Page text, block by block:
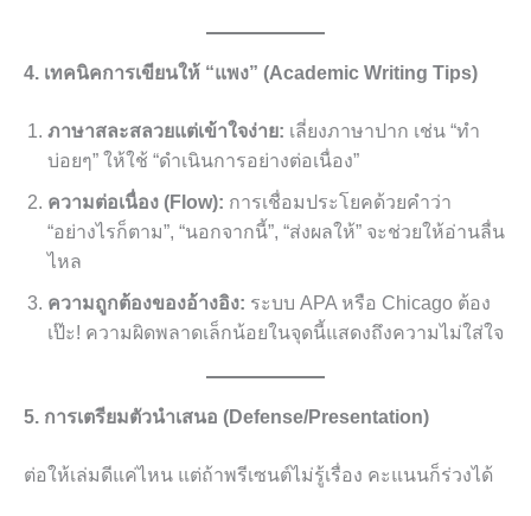
4. เทคนิคการเขียนให้ “แพง” (Academic Writing Tips)
ภาษาสละสลวยแต่เข้าใจง่าย: เลี่ยงภาษาปาก เช่น “ทำ
บ่อยๆ” ให้ใช้ “ดำเนินการอย่างต่อเนื่อง”
ความต่อเนื่อง (Flow): การเชื่อมประโยคด้วยคำว่า
“อย่างไรก็ตาม”, “นอกจากนี้”, “ส่งผลให้” จะช่วยให้อ่านลื่น
ไหล
ความถูกต้องของอ้างอิง: ระบบ APA หรือ Chicago ต้อง
เป๊ะ! ความผิดพลาดเล็กน้อยในจุดนี้แสดงถึงความไม่ใส่ใจ
5. การเตรียมตัวนำเสนอ (Defense/Presentation)
ต่อให้เล่มดีแค่ไหน แต่ถ้าพรีเซนต์ไม่รู้เรื่อง คะแนนก็ร่วงได้